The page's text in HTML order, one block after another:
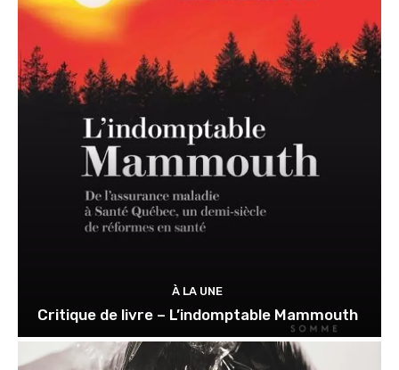
À LA UNE
Critique de livre – L’indomptable Mammouth